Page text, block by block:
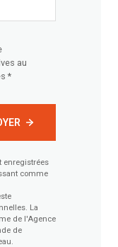
au
*
enregistrées
comme
La
de l'Agence
de